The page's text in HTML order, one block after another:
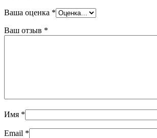
Ваша оценка *
Ваш отзыв *
Имя *
Email *